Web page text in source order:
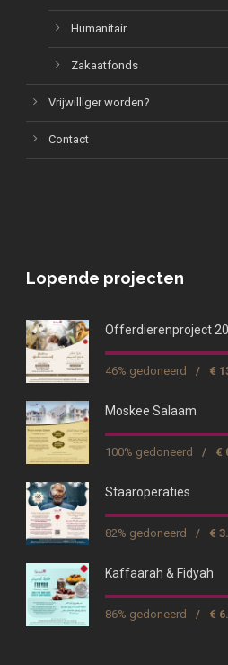
Humanitair
Zakaatfonds
Vrijwilliger worden?
Contact
Lopende projecten
Offerdierenproject
46% gedoneerd / €
Moskee Salaam
100% gedoneerd / €
Staaroperaties
82% gedoneerd / €
Kaffaarah & Fidyah
86% gedoneerd / €